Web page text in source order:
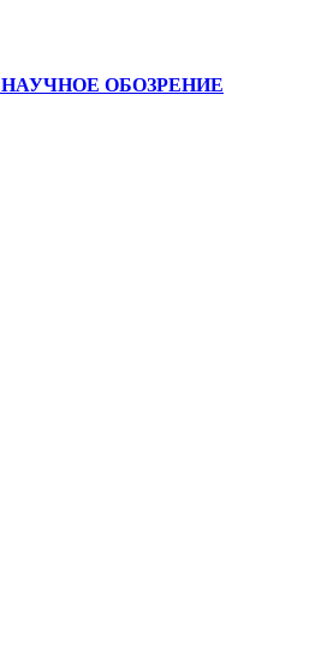
НАУЧНОЕ ОБОЗРЕНИЕ